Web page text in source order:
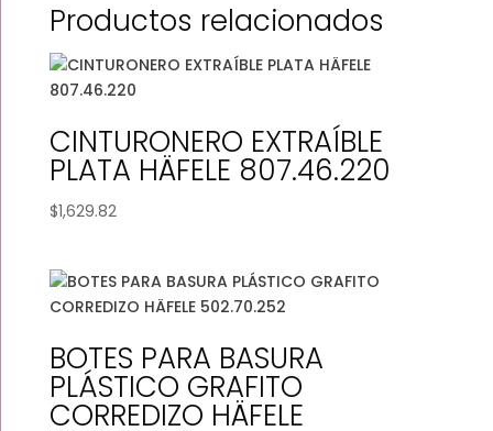
Productos relacionados
CINTURONERO EXTRAÍBLE
PLATA HÄFELE 807.46.220
$1,629.82
BOTES PARA BASURA
PLÁSTICO GRAFITO
CORREDIZO HÄFELE